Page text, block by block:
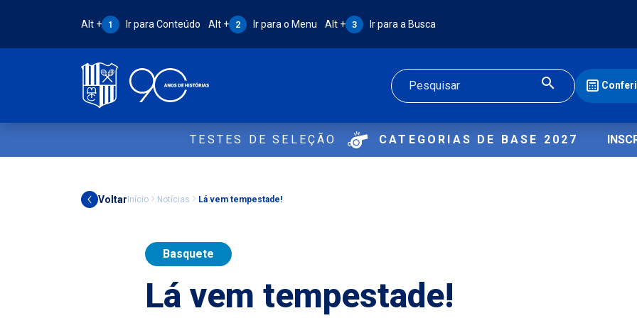
Atalho Alt + 1:
Alt + 1 Ir para Conteúdo Atalho Alt + 2:
Alt + 2 Ir para o Menu Atalho Alt + 3:
Alt + 3 Ir para a Busca
Buscar
TESTES DE SELEÇÃO CATEGORIAS DE BASE 2027
Voltar Início Notícias Lá vem tempestade!
Basquete
Lá vem tempestade!